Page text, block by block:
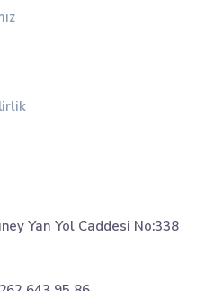
Yan Yol Caddesi No:338